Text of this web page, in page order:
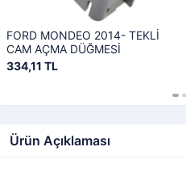
FORD MONDEO 2014- TEKLİ
CAM AÇMA DÜĞMESİ
334,11 TL
Ürün Açıklaması